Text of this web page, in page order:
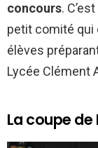
concours.
petit comité qui
élèves
Lycée Clément
La coupe de